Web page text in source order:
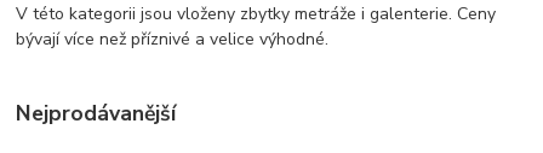
V této kategorii jsou vloženy zbytky metráže i galenterie. Ceny
bývají více než příznivé a velice výhodné.
Nejprodávanější